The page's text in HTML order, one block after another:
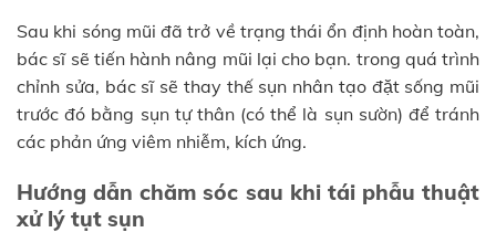
Sau khi sóng mũi đã trở về trạng thái ổn định hoàn toàn,
bác sĩ sẽ tiến hành nâng mũi lại cho bạn. trong quá trình
chỉnh sửa, bác sĩ sẽ thay thế sụn nhân tạo đặt sống mũi
trước đó bằng sụn tự thân (có thể là sụn sườn) để tránh
các phản ứng viêm nhiễm, kích ứng.
Hướng dẫn chăm sóc sau khi tái phẫu thuật
xử lý tụt sụn